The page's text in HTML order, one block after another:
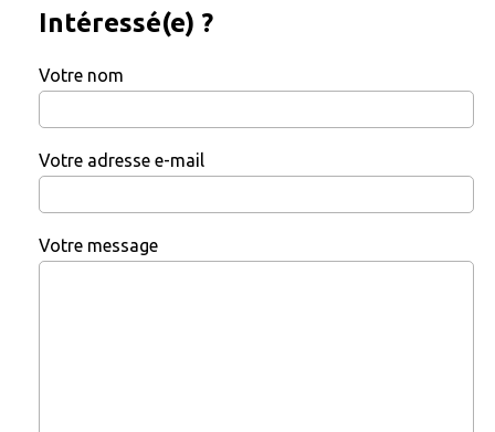
Intéressé(e) ?
Votre nom
Votre adresse e-mail
Votre message